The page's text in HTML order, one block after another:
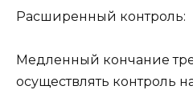
Расширенный контроль:
Медленный кончание
осуществлять контроль